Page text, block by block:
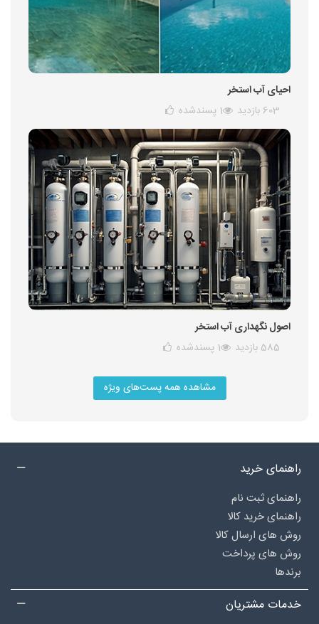
احیای آب استخر
603 بازدید
1 پسندشده
اصول نگهداری آب استخر
585 بازدید
1 پسندشده
مشاهده همه پست‌های ویژه
راهنمای خرید
راهنمای ثبت نام
راهنمای خرید کالا
روش های ارسال کالا
روش های پرداخت
برندها
خدمات مشتریان